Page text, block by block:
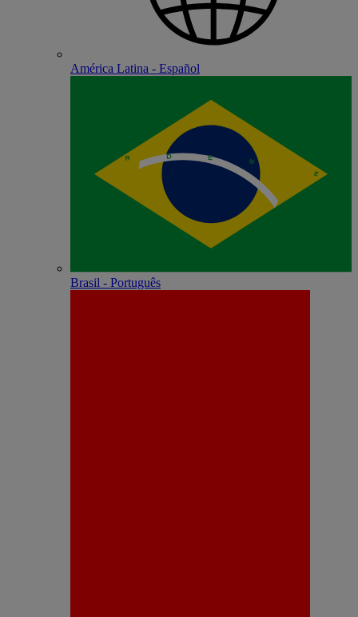
América Latina - Español
Brasil - Português